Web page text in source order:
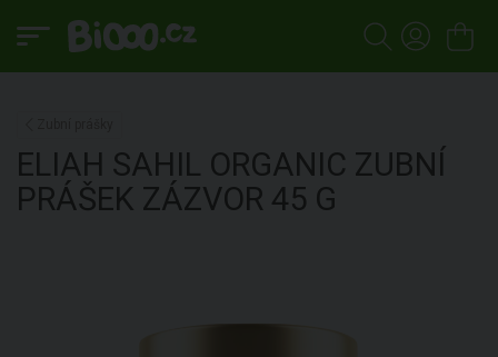
ELIAH SAHIL ORGANIC ZUBNÍ
PRÁŠEK ZÁZVOR 45 G